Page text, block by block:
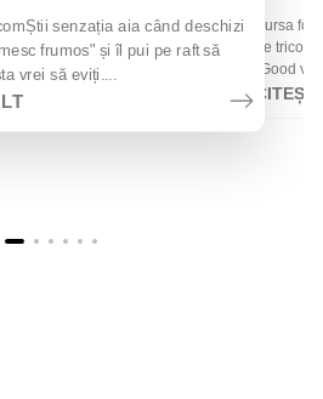
senzația aia când deschizi
frumos" și îl pui pe raft să
vrei să eviți....
Sursa
de
„Good